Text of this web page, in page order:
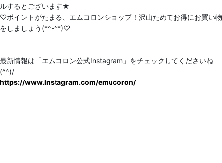
ルするとございます★
♡ポイントがたまる、エムコロンショップ！沢山ためてお得にお買い物
をしましょう(*^-^*)♡
最新情報は「エムコロン公式Instagram」をチェックしてくださいね
(^^)/
https://www.instagram.com/emucoron/